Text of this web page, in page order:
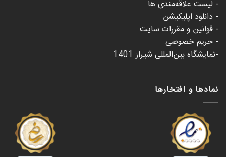
- لیست علاقه‌مندی ها
- دانلود اپلیکیشن
- قوانین و مقررات سایت
- حریم خصوصی
-نمایشگاه بین‌المللی شیراز 1401
نمادها و افتخارها